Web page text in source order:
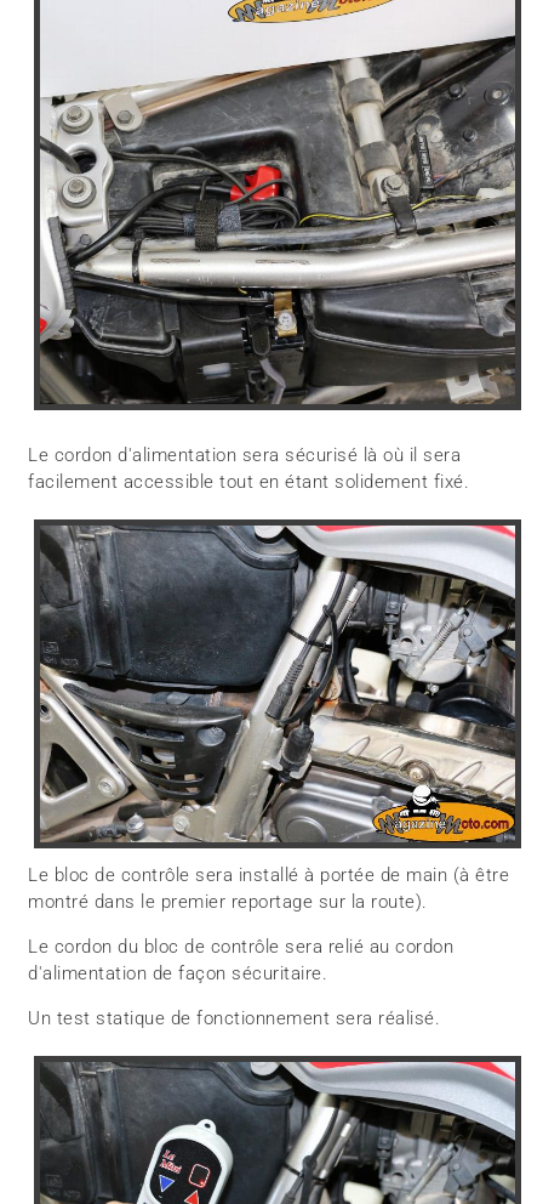
Le cordon d'alimentation sera sécurisé là où il sera
facilement accessible tout en étant solidement fixé.
Le bloc de contrôle sera installé à portée de main (à être
montré dans le premier reportage sur la route).
Le cordon du bloc de contrôle sera relié au cordon
d'alimentation de façon sécuritaire.
Un test statique de fonctionnement sera réalisé.